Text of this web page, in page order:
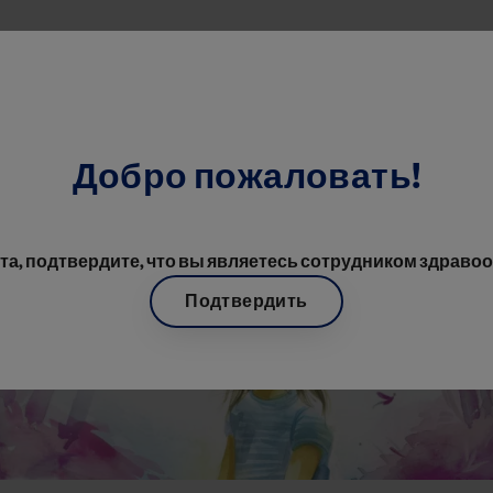
Советы Психолога: Как Общаться С Родителями И
Добро пожаловать!
подтвердите, что вы являетесь сотрудником
Подтвердить